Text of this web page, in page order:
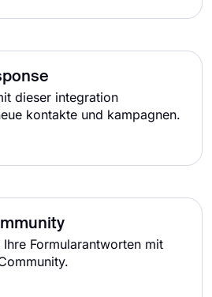
dieser integration
kontakte und kampagnen.
Ihre Formularantworten mit